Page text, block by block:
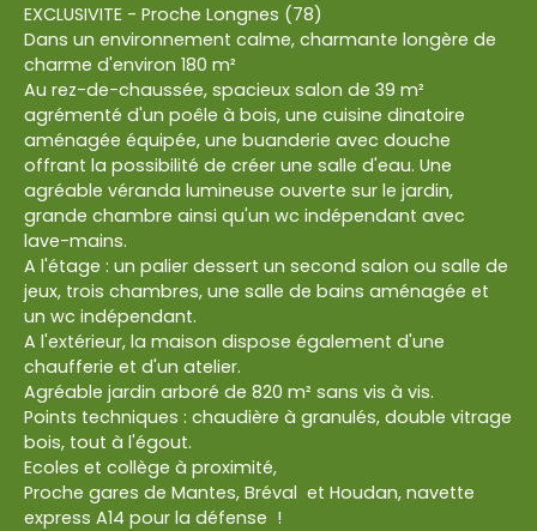
EXCLUSIVITE - Proche Longnes (78)
Dans un environnement calme, charmante longère de
charme d'environ 180 m²
Au rez-de-chaussée, spacieux salon de 39 m²
agrémenté d'un poêle à bois, une cuisine dinatoire
aménagée équipée, une buanderie avec douche
offrant la possibilité de créer une salle d'eau. Une
agréable véranda lumineuse ouverte sur le jardin,
grande chambre ainsi qu'un wc indépendant avec
lave-mains.
A l'étage : un palier dessert un second salon ou salle de
jeux, trois chambres, une salle de bains aménagée et
un wc indépendant.
A l'extérieur, la maison dispose également d'une
chaufferie et d'un atelier.
Agréable jardin arboré de 820 m² sans vis à vis.
Points techniques : chaudière à granulés, double vitrage
bois, tout à l'égout.
Ecoles et collège à proximité,
Proche gares de Mantes, Bréval et Houdan, navette
express A14 pour la défense !